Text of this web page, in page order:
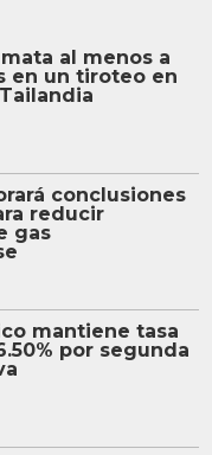
al menos a
en un tiroteo en
conclusiones
reducir
gas
mantiene tasa
por segunda